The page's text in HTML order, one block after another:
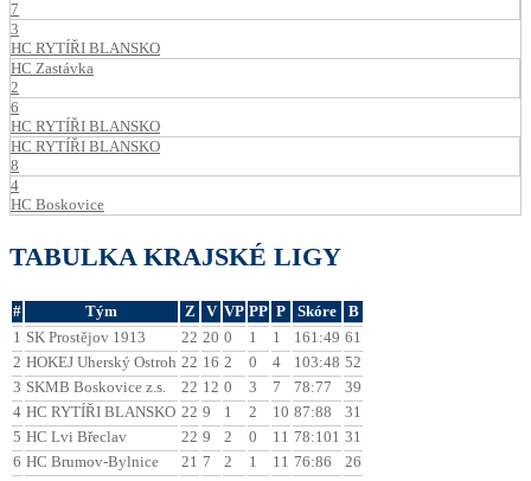
7
3
HC RYTÍŘI BLANSKO
HC Zastávka
2
6
HC RYTÍŘI BLANSKO
HC RYTÍŘI BLANSKO
8
4
HC Boskovice
TABULKA KRAJSKÉ LIGY
# Tým Z V VP PP P Skóre
B
1 SK Prostějov 1913 22 20 0 1 1 161:49 61
2 HOKEJ Uherský Ostroh 22 16 2 0 4 103:48 52
3 SKMB Boskovice z.s. 22 12 0 3 7 78:77
39
4 HC RYTÍŘI BLANSKO 22 9 1 2 10 87:88
31
5 HC Lvi Břeclav 22 9 2 0 11 78:101 31
6 HC Brumov-Bylnice 21 7 2 1 11 76:86
26